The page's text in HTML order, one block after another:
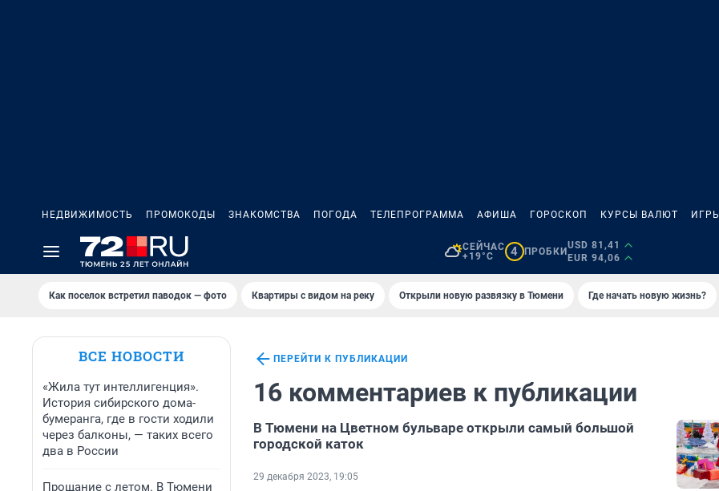
НЕДВИЖИМОСТЬ ПРОМОКОДЫ ЗНАКОМСТВА ПОГОДА ТЕЛЕПРОГРАММА АФИША ГОРОСКОП КУРСЫ ВАЛЮТ ИГРЫ
СЕЙЧАС
+19°C
4 ПРОБКИ
USD 81,41
EUR 94,06
Как поселок встретил паводок — фото Квартиры с видом на реку Открыли новую развязку в Тюмени Где начать новую жизнь?
ВСЕ НОВОСТИ
«Жила тут интеллигенция».
История сибирского дома-
бумеранга, где в гости ходили
через балконы, — таких всего
два в России
Прощание с летом. В Тюмени
ПЕРЕЙТИ К ПУБЛИКАЦИИ
16 комментариев к публикации
В Тюмени на Цветном бульваре открыли самый большой
городской каток
29 декабря 2023, 19:05